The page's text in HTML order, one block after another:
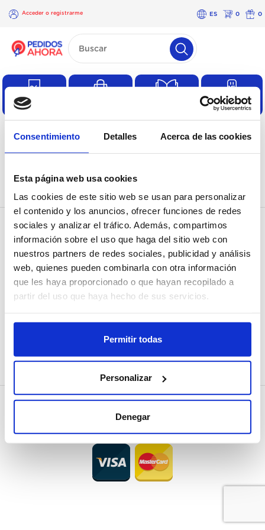
Consentimiento Detalles Acerca de las cookies
Esta página web usa cookies
Las cookies de este sitio web se usan para personalizar
el contenido y los anuncios, ofrecer funciones de redes
sociales y analizar el tráfico. Además, compartimos
información sobre el uso que haga del sitio web con
nuestros partners de redes sociales, publicidad y análisis
web, quienes pueden combinarla con otra información
que les haya proporcionado o que hayan recopilado a
partir del uso que haya hecho de sus servicios.
Permitir todas
Personalizar
Denegar
Acceder o registrarme ES 0 0
×
Acceder o
Ofertas Productos
Lo sentimos.
MI CUENTA
ATENCIÓN AL CLIENTE
PREGUNTAS FRECUENTES
Política de privacidad |
Términos y condiciones